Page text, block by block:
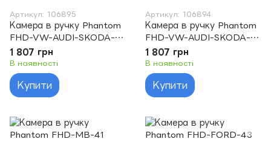
Артикул: 106895
Камера в ручку Phantom
FHD-VW-AUDI-SKODA-
43
1 807 грн
В наявності
Купити
Артикул: 106894
Камера в ручку Phantom
FHD-VW-AUDI-SKODA-
42
1 807 грн
В наявності
Купити